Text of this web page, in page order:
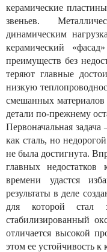
керамические
звеньев.
динамическим
керамический
преимуществ без
теряют главные
низкую
смешанных материалов
детали по-прежнему
Первоначальная
как сталь, но
не была достигнута.
главных
времени удастся
результаты в деле
для которой стал
стабилизированный
отличается высокой
этом ее устойчивость к